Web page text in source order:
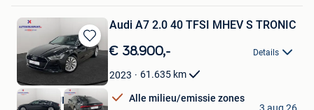
Bewaren
in
Mijn
Favorieten
Audi A7 2.0 40 TFSI MHEV S TRONIC
€ 38.900,- Details
2023 61.635 km
Alle milieu/emissie zones
AUTOKRUISPUNT
3 aug 26